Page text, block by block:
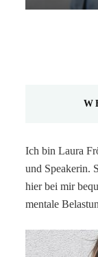
Ich bin Laura
und Speakerin.
hier bei mir
mentale